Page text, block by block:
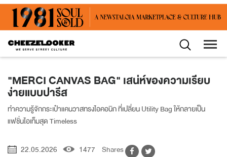
"MERCI CANVAS BAG" เสน่ห์ของความเรียบ
ง่ายแบบปารีส
ทำความรู้จักกระเป๋าแคนวาสทรงไอคอนิก ที่เปลี่ยน Utility Bag ให้กลายเป็น
แฟชั่นไอเท็มสุด Timeless
22.05.2026 1477 Shares